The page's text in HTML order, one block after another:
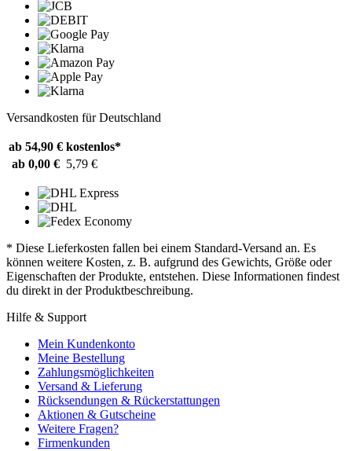
Versandkosten für Deutschland
ab 54,90 € kostenlos*
ab 0,00 € 5,79 €
* Diese Lieferkosten fallen bei einem Standard-Versand an. Es
können weitere Kosten, z. B. aufgrund des Gewichts, Größe oder
Eigenschaften der Produkte, entstehen. Diese Informationen findest
du direkt in der Produktbeschreibung.
Hilfe & Support
Mein Kundenkonto
Meine Bestellung
Zahlungsmöglichkeiten
Versand & Lieferung
Rücksendungen & Rückerstattungen
Aktionen & Gutscheine
Weitere Fragen?
Firmenkunden